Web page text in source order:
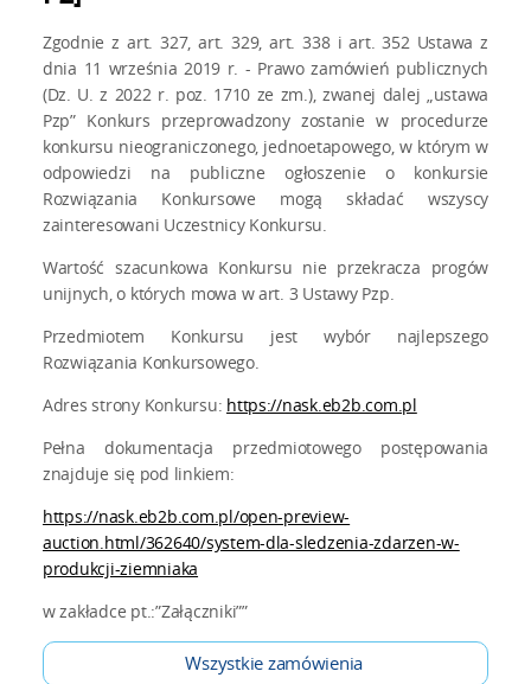
Zgodnie z art. 327, art. 329, art. 338 i art. 352 Ustawa z
dnia 11 września 2019 r. - Prawo zamówień publicznych
(Dz. U. z 2022 r. poz. 1710 ze zm.), zwanej dalej „ustawa
Pzp” Konkurs przeprowadzony zostanie w procedurze
konkursu nieograniczonego, jednoetapowego, w którym w
odpowiedzi na publiczne ogłoszenie o konkursie
Rozwiązania Konkursowe mogą składać wszyscy
zainteresowani Uczestnicy Konkursu.
Wartość szacunkowa Konkursu nie przekracza progów
unijnych, o których mowa w art. 3 Ustawy Pzp.
Przedmiotem Konkursu jest wybór najlepszego
Rozwiązania Konkursowego.
Adres strony Konkursu: https://nask.eb2b.com.pl
Pełna dokumentacja przedmiotowego postępowania
znajduje się pod linkiem:
https://nask.eb2b.com.pl/open-preview-
auction.html/362640/system-dla-sledzenia-zdarzen-w-
produkcji-ziemniaka
w zakładce pt.:”Załączniki””
Wszystkie zamówienia